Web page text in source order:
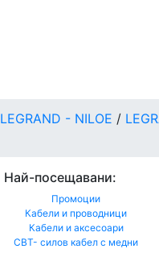
LEGRAND - NILOE /
Най-посещавани:
Промоции
Кабели и проводници
Кабели и аксесоари
СВТ- силов кабел с медни